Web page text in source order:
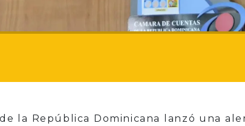
la República Dominicana lanzó una